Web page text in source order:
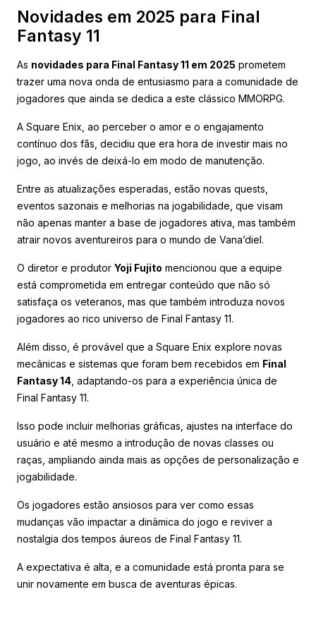
Novidades em 2025 para Final
Fantasy 11
As novidades para Final Fantasy 11 em 2025 prometem
trazer uma nova onda de entusiasmo para a comunidade de
jogadores que ainda se dedica a este clássico MMORPG.
A Square Enix, ao perceber o amor e o engajamento
contínuo dos fãs, decidiu que era hora de investir mais no
jogo, ao invés de deixá-lo em modo de manutenção.
Entre as atualizações esperadas, estão novas quests,
eventos sazonais e melhorias na jogabilidade, que visam
não apenas manter a base de jogadores ativa, mas também
atrair novos aventureiros para o mundo de Vana’diel.
O diretor e produtor Yoji Fujito mencionou que a equipe
está comprometida em entregar conteúdo que não só
satisfaça os veteranos, mas que também introduza novos
jogadores ao rico universo de Final Fantasy 11.
Além disso, é provável que a Square Enix explore novas
mecânicas e sistemas que foram bem recebidos em Final
Fantasy 14 , adaptando-os para a experiência única de
Final Fantasy 11.
Isso pode incluir melhorias gráficas, ajustes na interface do
usuário e até mesmo a introdução de novas classes ou
raças, ampliando ainda mais as opções de personalização e
jogabilidade.
Os jogadores estão ansiosos para ver como essas
mudanças vão impactar a dinâmica do jogo e reviver a
nostalgia dos tempos áureos de Final Fantasy 11.
A expectativa é alta, e a comunidade está pronta para se
unir novamente em busca de aventuras épicas.